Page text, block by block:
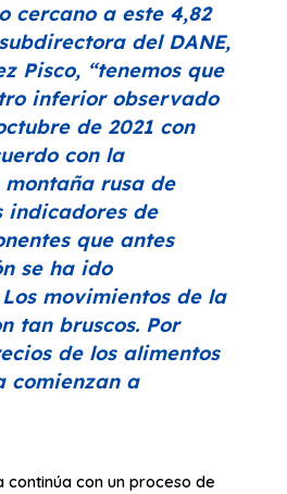
cercano a este 4,82
del DANE,
Pisco, “tenemos que
inferior observado
de 2021 con
con la
rusa de
indicadores de
que antes
se ha ido
movimientos de la
tan bruscos. Por
de los alimentos
comienzan a
continúa con un proceso de